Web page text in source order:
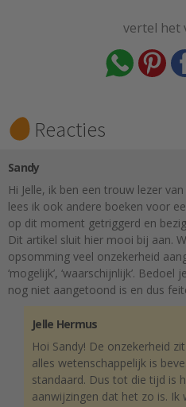
vertel het
Reacties
Sandy
Hi Jelle, ik ben een trouw lezer
lees ik ook andere boeken voor
op dit moment getriggerd en
Dit artikel sluit hier mooi bij aan.
opsomming veel onzekerheid
‘mogelijk’, ‘waarschijnlijk’.
nog niet aangetoond is en dus
Jelle Hermus
Hoi Sandy! De onzekerheid
alles wetenschappelijk is
standaard. Dus tot die tijd is
aanwijzingen dat het zo is. Ik